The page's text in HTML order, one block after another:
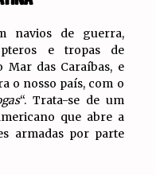
navios de guerra,
e tropas de
Mar das Caraíbas, e
o nosso país, com o
“. Trata-se de um
que abre a
armadas por parte